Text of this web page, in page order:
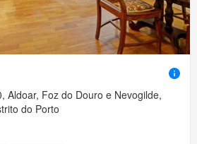
Aldoar, Foz do Douro e Nevogilde,
do Porto